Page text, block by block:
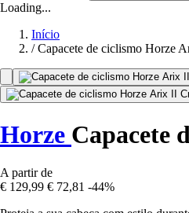
Loading...
Início
/ Capacete de ciclismo Horze
Horze Capacete
A partir de
€ 129,99 € 72,81 -44%